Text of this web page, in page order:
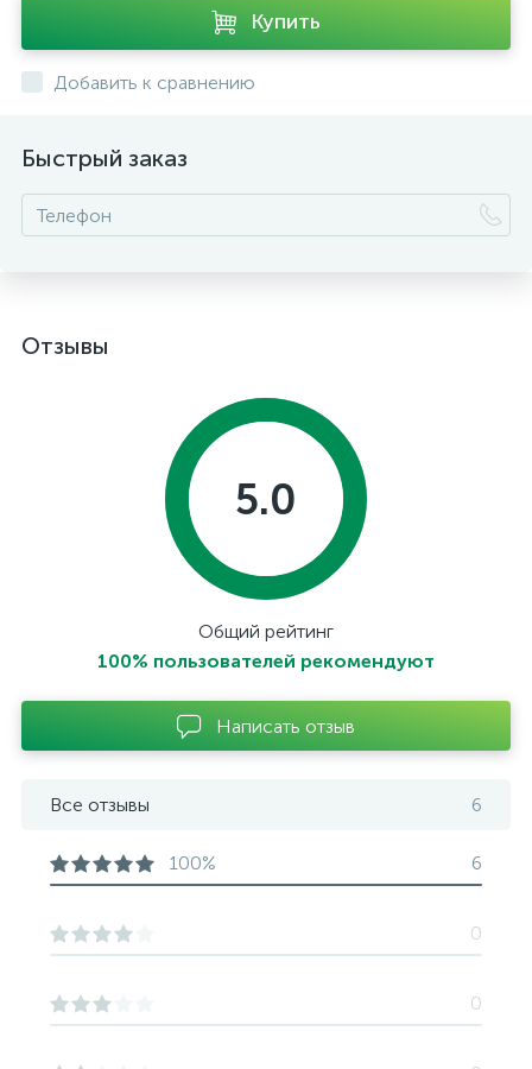
Купить
Добавить к сравнению
Быстрый заказ
Отзывы
5.0
Общий рейтинг
100% пользователей рекомендуют
Написать отзыв
Все отзывы 6
100% 6
0
0